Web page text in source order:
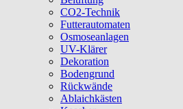
CO2-Technik
Futterautomaten
Osmoseanlagen
UV-Klärer
Dekoration
Bodengrund
Rückwände
Ablaichkästen